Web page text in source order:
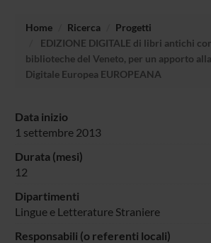
Home Ricerca
Progetti
EDIZIONE DIGITALE di libri antichi
biblioteche del Veneto, per un apporto
Digitale Europea EUROPEANA
Data inizio
1 settembre 2013
Durata (mesi)
12
Dipartimenti
Lingue e Letterature Straniere
Responsabili (o referenti locali)